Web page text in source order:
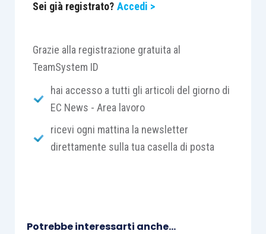
Sei già registrato? Accedi >
Grazie alla registrazione gratuita al
TeamSystem ID
hai accesso a tutti gli articoli del giorno di
EC News - Area lavoro
ricevi ogni mattina la newsletter
direttamente sulla tua casella di posta
Potrebbe interessarti anche...